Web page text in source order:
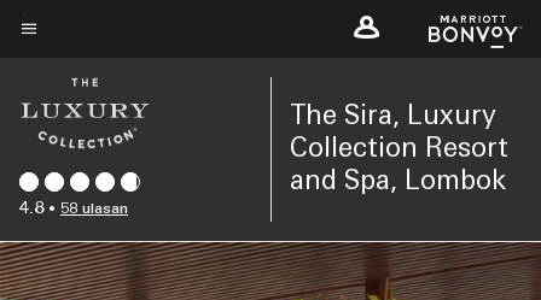
Skip
content
4.8• 58 ulasan
The Sira, Luxury
Collection Resort
and Spa, Lombok